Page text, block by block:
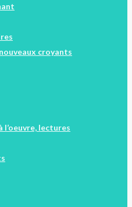
croyants
lectures